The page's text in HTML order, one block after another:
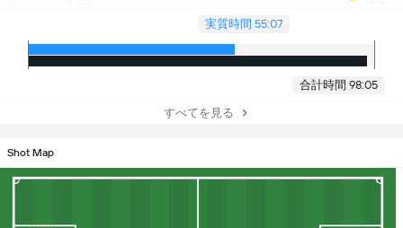
実質時間 55:07
合計時間 98:05
すべてを見る
Shot Map